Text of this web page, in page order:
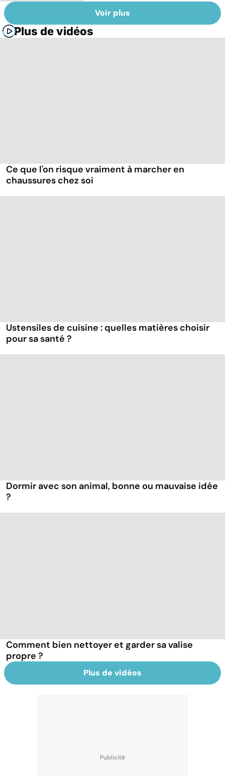
Voir plus
Plus de vidéos
Ce que l'on risque vraiment à marcher en
chaussures chez soi
Ustensiles de cuisine : quelles matières choisir
pour sa santé ?
Dormir avec son animal, bonne ou mauvaise idée
?
Comment bien nettoyer et garder sa valise
propre ?
Plus de vidéos